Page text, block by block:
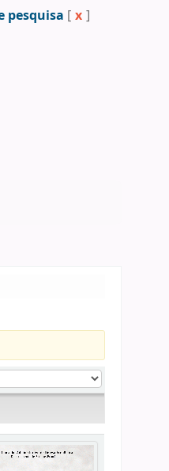
pesquisa [ x ]